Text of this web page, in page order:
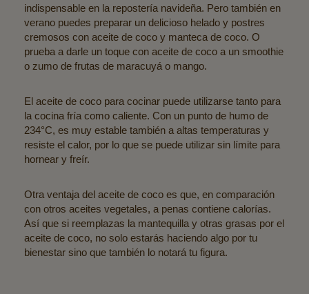
indispensable en la repostería navideña. Pero también en
verano puedes preparar un delicioso helado y postres
cremosos con aceite de coco y manteca de coco. O
prueba a darle un toque con aceite de coco a un smoothie
o zumo de frutas de maracuyá o mango.
El aceite de coco para cocinar puede utilizarse tanto para
la cocina fría como caliente. Con un punto de humo de
234°C, es muy estable también a altas temperaturas y
resiste el calor, por lo que se puede utilizar sin límite para
hornear y freír.
Otra ventaja del aceite de coco es que, en comparación
con otros aceites vegetales, a penas contiene calorías.
Así que si reemplazas la mantequilla y otras grasas por el
aceite de coco, no solo estarás haciendo algo por tu
bienestar sino que también lo notará tu figura.